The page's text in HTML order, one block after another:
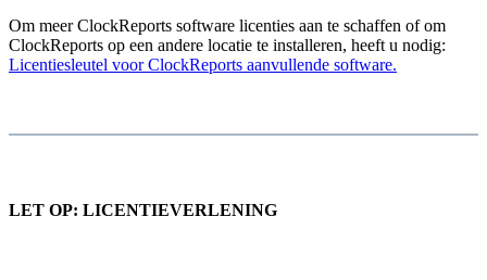
Om meer ClockReports software licenties aan te schaffen of om
ClockReports op een andere locatie te installeren, heeft u nodig:
Licentiesleutel voor ClockReports aanvullende software.
LET OP: LICENTIEVERLENING